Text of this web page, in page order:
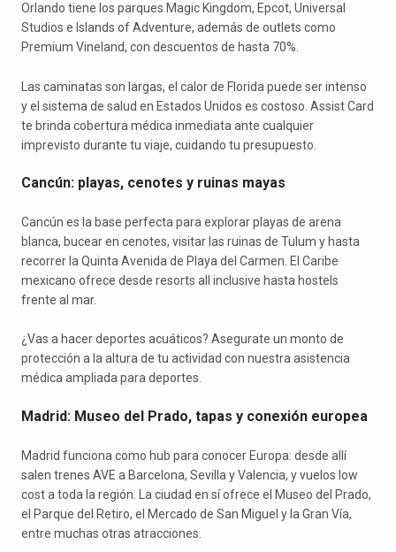
Orlando tiene los parques Magic Kingdom, Epcot, Universal
Studios e Islands of Adventure, además de outlets como
Premium Vineland, con descuentos de hasta 70%.
Las caminatas son largas, el calor de Florida puede ser intenso
y el sistema de salud en Estados Unidos es costoso. Assist Card
te brinda cobertura médica inmediata ante cualquier
imprevisto durante tu viaje, cuidando tu presupuesto.
Cancún: playas, cenotes y ruinas mayas
Cancún es la base perfecta para explorar playas de arena
blanca, bucear en cenotes, visitar las ruinas de Tulum y hasta
recorrer la Quinta Avenida de Playa del Carmen. El Caribe
mexicano ofrece desde resorts all inclusive hasta hostels
frente al mar.
¿Vas a hacer deportes acuáticos? Asegurate un monto de
protección a la altura de tu actividad con nuestra asistencia
médica ampliada para deportes.
Madrid: Museo del Prado, tapas y conexión europea
Madrid funciona como hub para conocer Europa: desde allí
salen trenes AVE a Barcelona, Sevilla y Valencia, y vuelos low
cost a toda la región. La ciudad en sí ofrece el Museo del Prado,
el Parque del Retiro, el Mercado de San Miguel y la Gran Vía,
entre muchas otras atracciones.